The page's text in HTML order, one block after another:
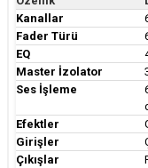
Kanallar
Fader Türü
EQ
Master İzolator
Ses İşleme
Efektler
Girişler
Çıkışlar